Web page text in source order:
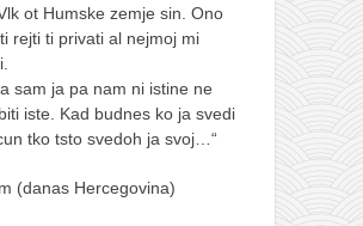
ot Humske zemje sin. Ono
rejti ti privati al nejmoj mi
sam ja pa nam ni istine ne
iste. Kad budnes ko ja svedi
tko tsto svedoh ja svoj…“
(danas Hercegovina)